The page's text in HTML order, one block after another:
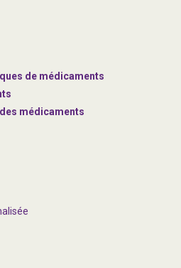
de médicaments
médicaments